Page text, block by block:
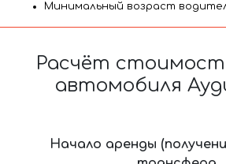
Минимальный возраст
Расчёт
автомобиля
Начало аренды